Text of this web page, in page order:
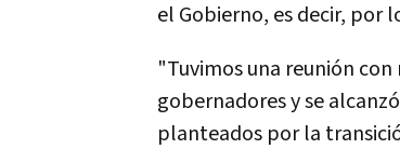
el Gobierno, es decir, por
"Tuvimos una reunión
gobernadores y se
planteados por la